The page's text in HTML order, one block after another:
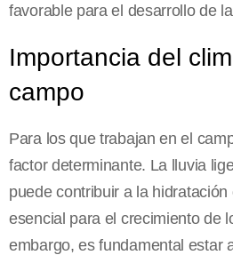
favorable para el desarrollo de
Importancia del
campo
Para los que trabajan en el
factor determinante. La lluvia
puede contribuir a la
esencial para el crecimiento de
embargo, es fundamental estar